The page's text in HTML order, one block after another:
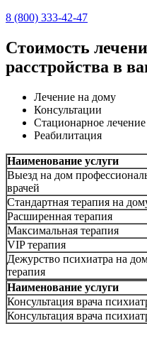
8 (800) 333-42-47
Стоимость
расстройства в
Лечение на дому
Консультации
Стационарное лечение
Реабилитация
Наименование услуги
Выезд на дом
врачей
Стандартная терапия на
Расширенная терапия
Максимальная терапия
VIP терапия
Дежурство психиатра на
терапия
Наименование услуги
Консультация врача
Консультация врача